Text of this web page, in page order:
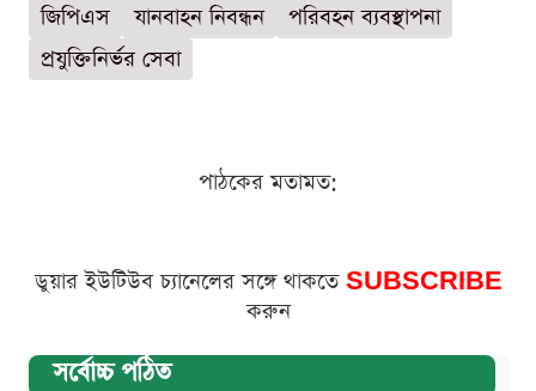
জিপিএস
যানবাহন নিবন্ধন
পরিবহন ব্যবস্থাপনা
প্রযুক্তিনির্ভর সেবা
পাঠকের মতামত:
ডুয়ার ইউটিউব চ্যানেলের সঙ্গে থাকতে SUBSCRIBE
করুন
সর্বোচ্চ পঠিত